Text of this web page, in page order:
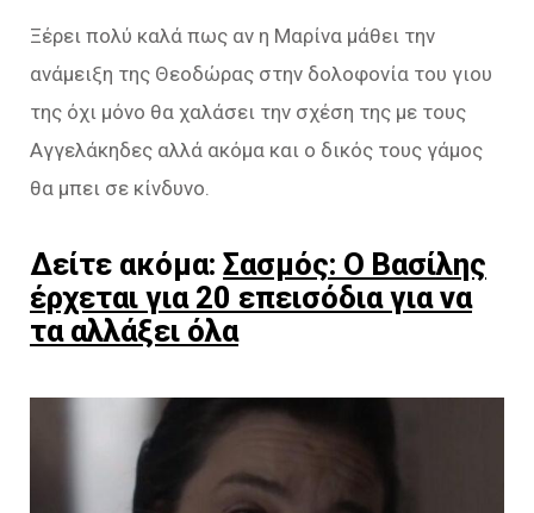
Ξέρει πολύ καλά πως αν η Μαρίνα μάθει την
ανάμειξη της Θεοδώρας στην δολοφονία του γιου
της όχι μόνο θα χαλάσει την σχέση της με τους
Αγγελάκηδες αλλά ακόμα και ο δικός τους γάμος
θα μπει σε κίνδυνο.
Δείτε ακόμα: Σασμός: Ο Βασίλης
έρχεται για 20 επεισόδια για να
τα αλλάξει όλα